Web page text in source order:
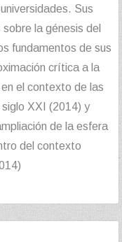
Sus
la génesis del
fundamentos de sus
crítica a la
el contexto de las
XXI (2014) y
de la esfera
del contexto